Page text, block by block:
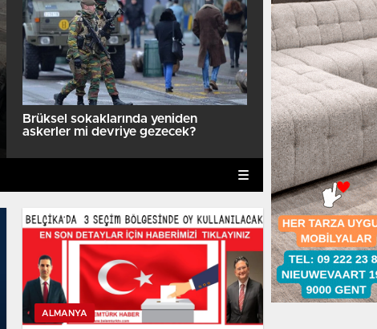
Türkiye sınır
yakın yolcu geçiş yaptı
Brüksel sokaklarında yeniden
askerler mi devriye gezecek?
ALMANYA